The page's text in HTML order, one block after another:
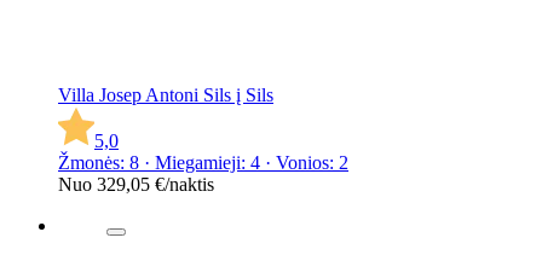
Villa Josep Antoni Sils į Sils
5,0
Žmonės: 8 · Miegamieji: 4 · Vonios: 2
Nuo 329,05 €/naktis